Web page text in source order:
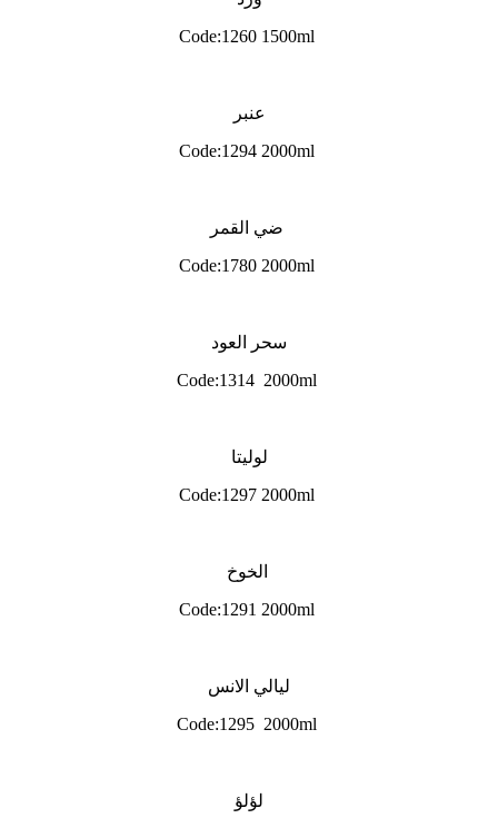
Code:1260 1500ml
عنبر
Code:1294 2000ml
Code:1780 2000ml
سحر العود
Code:1314 2000ml
لوليتا
Code:1297 2000ml
Code:1291 2000ml
ليالي الانس
Code:1295 2000ml
لؤلؤ